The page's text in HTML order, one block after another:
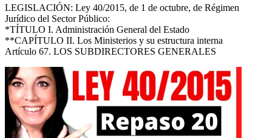
LEGISLACIÓN: Ley 40/2015, de 1 de octubre, de Régimen
Jurídico del Sector Público:
*TÍTULO I. Administración General del Estado
**CAPÍTULO II. Los Ministerios y su estructura interna
Artículo 67. LOS SUBDIRECTORES GENERALES